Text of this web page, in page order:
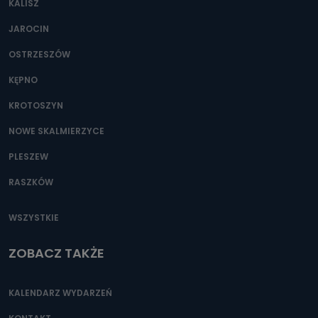
Można to zrobić pod numerem telefonu 62 735-51-05 lub
KALISZ
JAROCIN
OSTRZESZÓW
KĘPNO
KROTOSZYN
NOWE SKALMIERZYCE
PLESZEW
RASZKÓW
WSZYSTKIE
ZOBACZ TAKŻE
KALENDARZ WYDARZEŃ